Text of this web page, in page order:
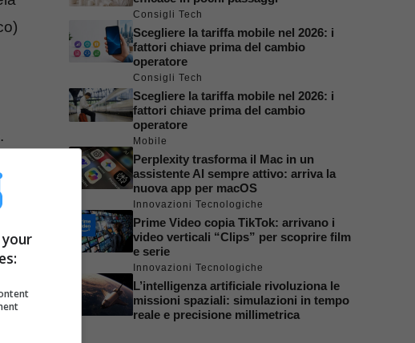
.
Consigli Tech
Scegliere la tariffa mobile nel 2026: i
fattori chiave prima del cambio
operatore
Consigli Tech
Scegliere la tariffa mobile nel 2026: i
fattori chiave prima del cambio
operatore
Mobile
Perplexity trasforma il Mac in un
assistente AI sempre attivo: arriva la
nuova app per macOS
Innovazioni Tecnologiche
Prime Video copia TikTok: arrivano i
video verticali “Clips” per scoprire film
e serie
Innovazioni Tecnologiche
L’intelligenza artificiale rivoluziona le
missioni spaziali: simulazioni in tempo
reale e precisione millimetrica